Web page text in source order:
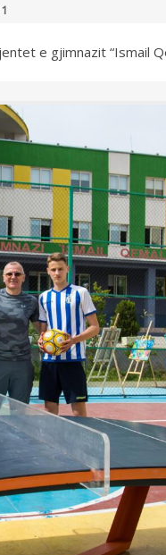
e gjimnazit “Ismail